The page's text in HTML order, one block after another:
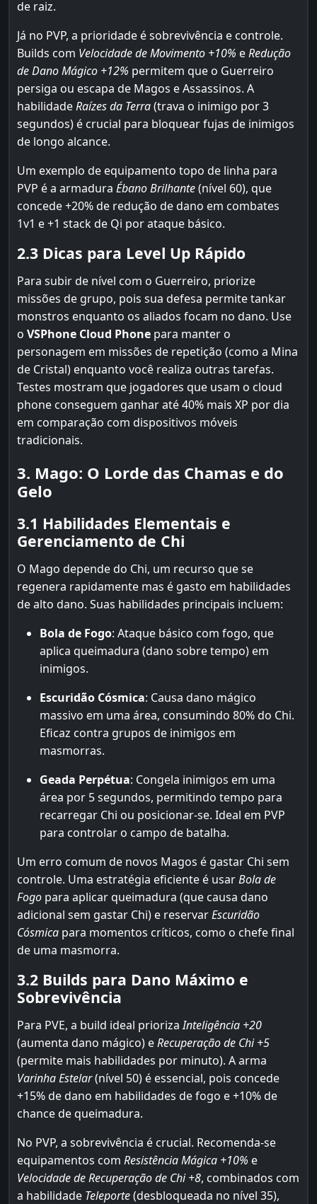
de raiz.
Já no PVP, a prioridade é sobrevivência e controle.
Builds com Velocidade de Movimento +10% eRedução
de Dano Mágico +12% permitem que o Guerreiro
persiga ou escapa de Magos e Assassinos. A
habilidadeRaízes da Terra(trava o inimigo por 3
segundos) é crucial para bloquear fujas de inimigos
de longo alcance.
Um exemplo de equipamento topo de linha para
PVP é a armadura Ébano Brilhante(nível 60), que
concede +20% de redução de dano em combates
1v1 e +1 stack de Qi por ataque básico.
2.3 Dicas para Level Up Rápido
Para subir de nível com o Guerreiro, priorize
missões de grupo, pois sua defesa permite tankar
monstros enquanto os aliados focam no dano. Use
o VSPhone Cloud Phone para manter o
personagem em missões de repetição (como a Mina
de Cristal) enquanto você realiza outras tarefas.
Testes mostram que jogadores que usam o cloud
phone conseguem ganhar até 40% mais XP por dia
em comparação com dispositivos móveis
tradicionais.
3. Mago: O Lorde das Chamas e do
Gelo
3.1 Habilidades Elementais e
Gerenciamento de Chi
O Mago depende do Chi, um recurso que se
regenera rapidamente mas é gasto em habilidades
de alto dano. Suas habilidades principais incluem:
Bola de Fogo: Ataque básico com fogo, que
aplica queimadura (dano sobre tempo) em
inimigos.
Escuridão Cósmica: Causa dano mágico
massivo em uma área, consumindo 80% do Chi.
Eficaz contra grupos de inimigos em
masmorras.
Geada Perpétua: Congela inimigos em uma
área por 5 segundos, permitindo tempo para
recarregar Chi ou posicionar-se. Ideal em PVP
para controlar o campo de batalha.
Um erro comum de novos Magos é gastar Chi sem
controle. Uma estratégia eficiente é usarBola de
Fogo para aplicar queimadura (que causa dano
adicional sem gastar Chi) e reservarEscuridão
Cósmica para momentos críticos, como o chefe final
de uma masmorra.
3.2 Builds para Dano Máximo e
Sobrevivência
Para PVE, a build ideal priorizaInteligência +20
(aumenta dano mágico) eRecuperação de Chi +5
(permite mais habilidades por minuto). A arma
Varinha Estelar(nível 50) é essencial, pois concede
+15% de dano em habilidades de fogo e +10% de
chance de queimadura.
No PVP, a sobrevivência é crucial. Recomenda-se
equipamentos com Resistência Mágica +10% e
Velocidade de Recuperação de Chi +8, combinados com
a habilidade Teleporte(desbloqueada no nível 35),